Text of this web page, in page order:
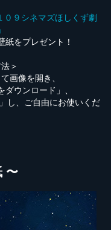
０９シネマズほしくず劇
紙をプレゼント！
＞
画像を開き、
ウンロード」、
し、ご自由にお使いくだ
〜